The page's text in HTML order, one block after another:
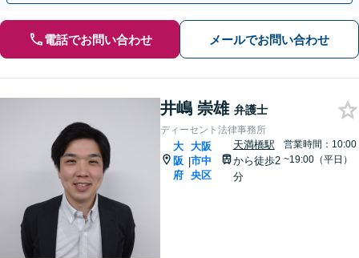
電話でお問い合わせ メールでお問い合わせ
井嶋 崇雄 弁護士
ディーセント法律事務所
大
阪
府
|
大阪
市中
央区
天満橋駅
から徒歩2
分
営業時間：10:00
~19:00（平日）